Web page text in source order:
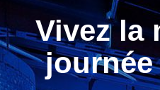
Vivez la